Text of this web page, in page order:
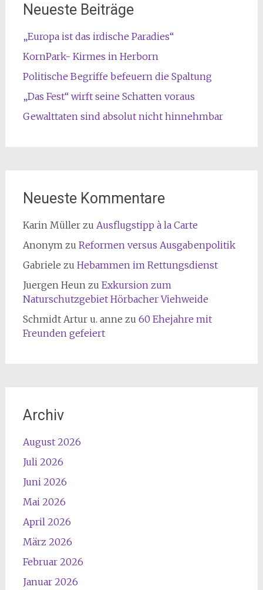
Neueste Beiträge
„Europa ist das irdische Paradies“
KornPark- Kirmes in Herborn
Politische Begriffe befeuern die Spaltung
„Das Fest“ wirft seine Schatten voraus
Gewalttaten sind absolut nicht hinnehmbar
Neueste Kommentare
Karin Müllerzu Ausflugstipp à la Carte
Anonym zu Reformen versus Ausgabenpolitik
Gabriele zu Hebammen im Rettungsdienst
Juergen Heun zu Exkursion zum
Naturschutzgebiet Hörbacher Viehweide
Schmidt Artur u. anne zu 60 Ehejahre mit
Freunden gefeiert
Archiv
August 2026
Juli 2026
Juni 2026
Mai 2026
April 2026
März 2026
Februar 2026
Januar 2026